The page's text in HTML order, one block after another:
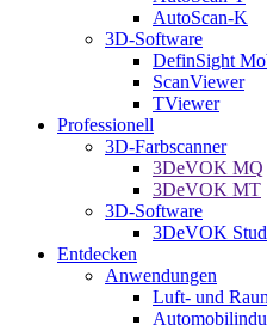
AutoScan-K
3D-Software
DefinSight
ScanViewer
TViewer
Professionell
3D-Farbscanner
3DeVOK MQ
3DeVOK MT
3D-Software
3DeVOK
Entdecken
Anwendungen
Luft- und